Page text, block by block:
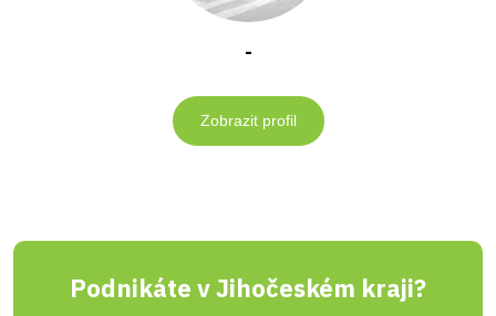
-
Zobrazit profil
Podnikáte v Jihočeském kraji?